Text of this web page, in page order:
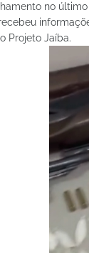
no
Projeto Jaíba.